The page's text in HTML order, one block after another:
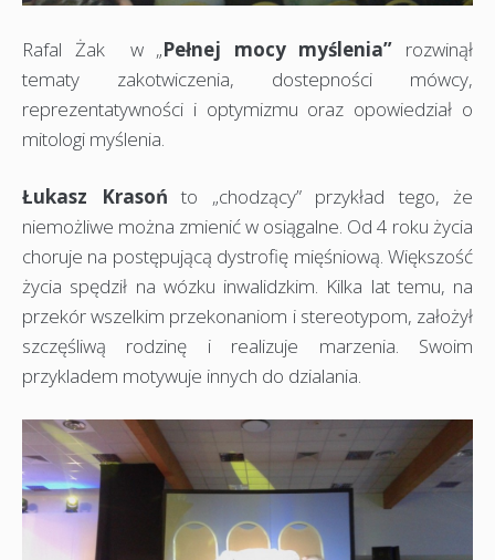
Rafal Żak w „Pełnej mocy myślenia” rozwinął
tematy zakotwiczenia, dostepności mówcy,
reprezentatywności i optymizmu oraz opowiedział o
mitologi myślenia.
Łukasz Krasoń to „chodzący” przykład tego, że
niemożliwe można zmienić w osiągalne. Od 4 roku życia
choruje na postępującą dystrofię mięśniową. Większość
życia spędził na wózku inwalidzkim. Kilka lat temu, na
przekór wszelkim przekonaniom i stereotypom, założył
szczęśliwą rodzinę i realizuje marzenia. Swoim
przykladem motywuje innych do dzialania.